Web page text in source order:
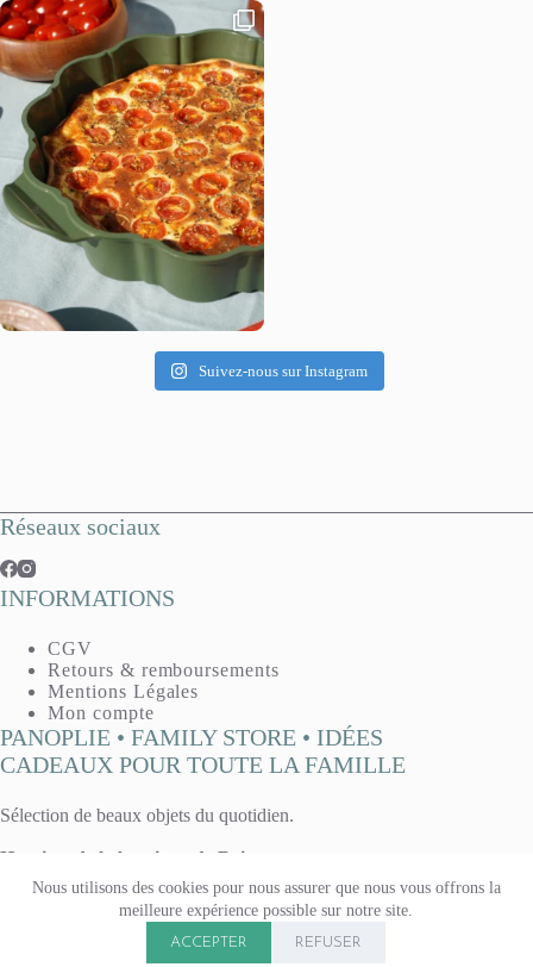
Nous utilisons des cookies pour nous assurer que nous vous offrons la
meilleure expérience possible sur notre site.
ACCEPTER REFUSER
Suivez-nous sur Instagram
Réseaux sociaux
INFORMATIONS
CGV
Retours & remboursements
Mentions Légales
Mon compte
PANOPLIE • FAMILY STORE • IDÉES
CADEAUX POUR TOUTE LA FAMILLE
Sélection de beaux objets du quotidien.
Horaires de la boutique de Reims :
Mardi, mercredi, vendredi : 10h - 13h / 14h30 - 19h
Jeudi : 14h30 - 19h
Samedi 10h - 13h / 14h - 19h
Boutique fermée le lundi & le dimanche.